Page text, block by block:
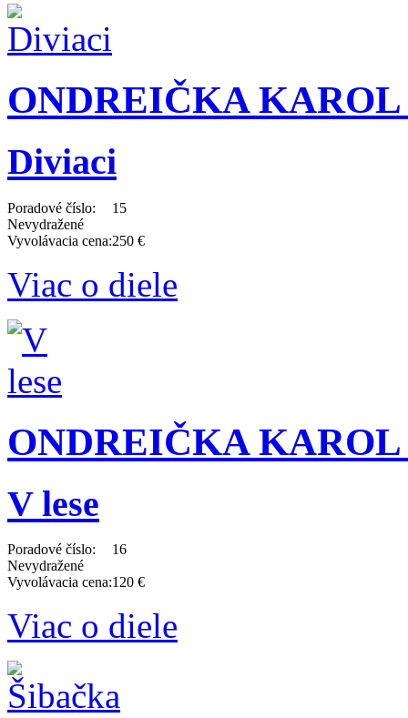
ONDREIČKA KAROL
Diviaci
Poradové číslo:
15
Nevydražené
Vyvolávacia cena:250 €
Viac o diele
ONDREIČKA KAROL
V lese
Poradové číslo:
16
Nevydražené
Vyvolávacia cena:120 €
Viac o diele